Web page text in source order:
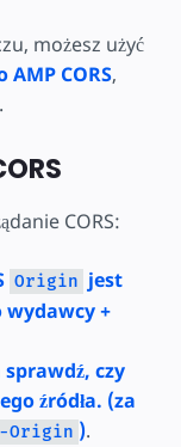
możesz użyć
CORS,
.
CORS:
Origin jest
wydawcy +
czy
źródła. (za
Origin ).